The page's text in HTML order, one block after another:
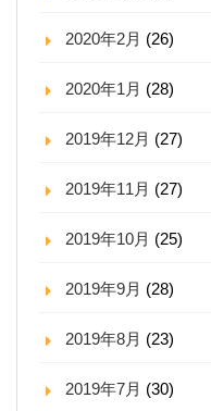
2020年2月 (26)
2020年1月 (28)
2019年12月 (27)
2019年11月 (27)
2019年10月 (25)
2019年9月 (28)
2019年8月 (23)
2019年7月 (30)